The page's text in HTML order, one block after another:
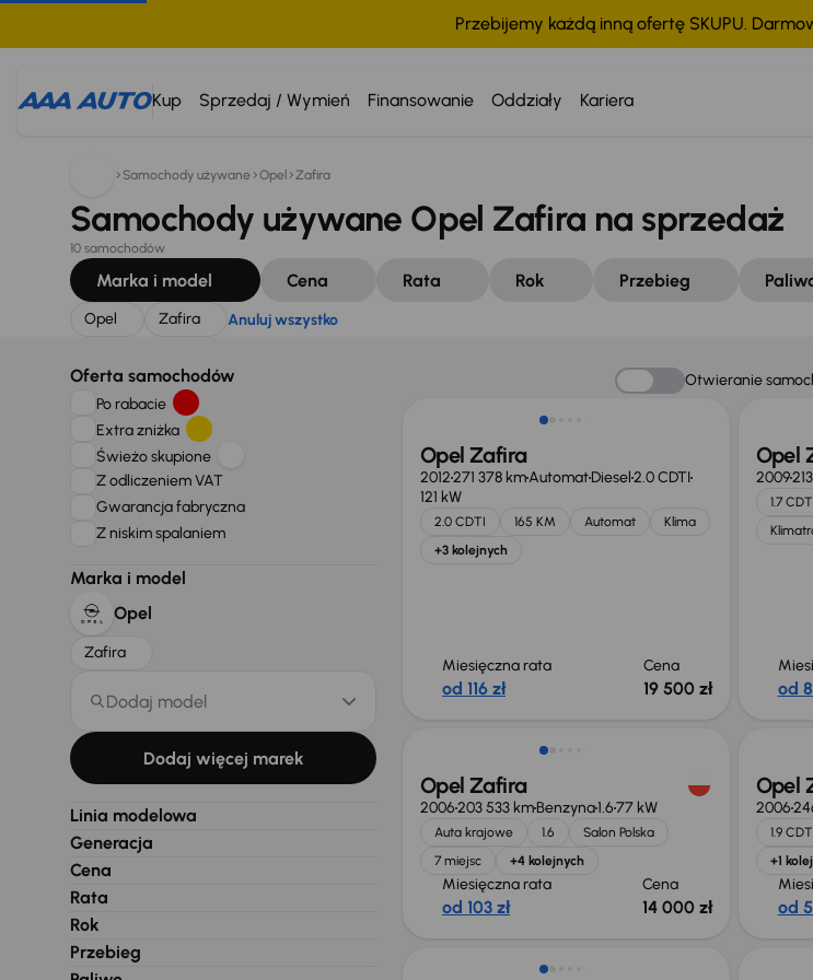
Przebijemy każdą inną ofertę SKUPU.
Kup Sprzedaj / Wymień Finansowanie Oddziały Kariera
Szukam: Anuluj wszystko
Samochody używane Opel Zafira
Samochody używane Opel Zafira na sprzedaż
10 samochodów
Marka i model Cena Rata Rok Przebieg
Opel Zafira Anuluj wszystko
Oferta samochodów
Po rabacie
Extra zniżka
Świeżo skupione
Z odliczeniem VAT
Gwarancja fabryczna
Z niskim spalaniem
Marka i model
Opel
Zafira
Dodaj model
Dodaj więcej marek
Linia modelowa
Generacja
Cena
Rata
Rok
Przebieg
Otwieranie
Opel Zafira
2012271 378 kmAutomatDiesel2.0 CDTI
121 kW
2.0 CDTI 165 KM Automat
Klima
+3 kolejnych
Miesięczna rata
od 116 zł
Cena
19 500 zł
Opel
2009
1.7
od
Świeżo skupione
Opel Zafira
2006203 533 kmBenzyna1.677 kW
Auta krajowe 1.6
Salon Polska
7 miejsc
+4 kolejnych
Miesięczna rata
od 103 zł
Cena
14 000 zł
Opel
2006
1.9
+1
od
Taniej o 1 000 zł